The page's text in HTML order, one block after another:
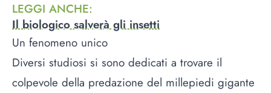
LEGGI ANCHE:
Il biologico salverà gli insetti
Un fenomeno unico
Diversi studiosi si sono dedicati a trovare il
colpevole della predazione del millepiedi gigante